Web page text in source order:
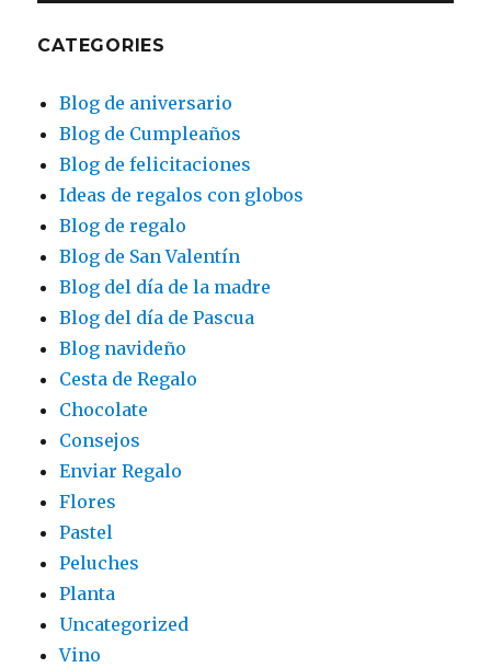
CATEGORIES
Blog de aniversario
Blog de Cumpleaños
Blog de felicitaciones
Ideas de regalos con globos
Blog de regalo
Blog de San Valentín
Blog del día de la madre
Blog del día de Pascua
Blog navideño
Cesta de Regalo
Chocolate
Consejos
Enviar Regalo
Flores
Pastel
Peluches
Planta
Uncategorized
Vino